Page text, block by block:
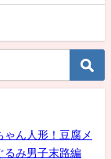
ん人形！豆腐メ
るみ男子末路編